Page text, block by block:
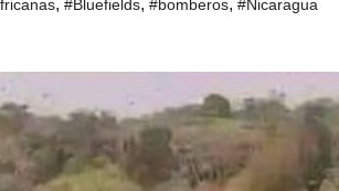
#Bluefields #bomberos #Nicaragua